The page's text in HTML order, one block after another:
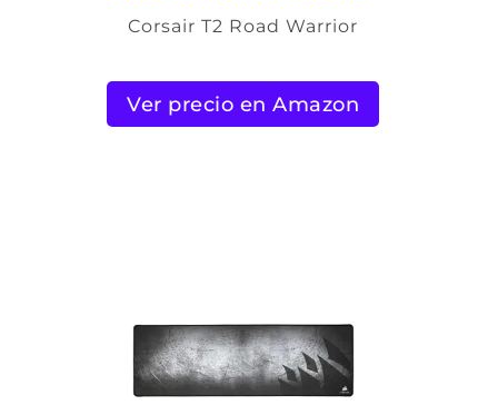
Corsair T2 Road Warrior
Ver precio en Amazon